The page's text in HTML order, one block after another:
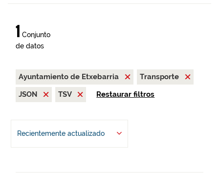
1 Conjunto
de datos
Ayuntamiento de Etxebarria
Transporte
JSON
TSV Restaurar filtros
Recientemente actualizado